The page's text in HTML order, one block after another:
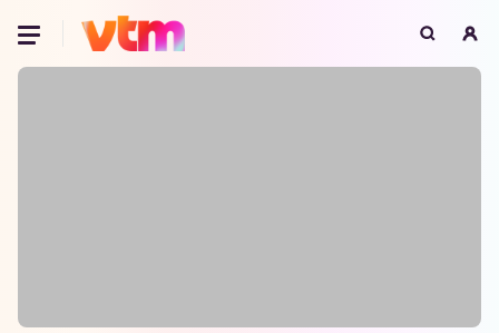
Oeps, browser niet ondersteund